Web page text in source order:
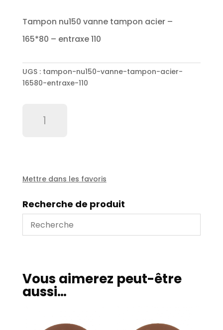
Tampon nu150 vanne tampon acier –
165*80 – entraxe 110
UGS : tampon-nu150-vanne-tampon-acier-
16580-entraxe-110
acier
165*80
-
entraxe
110
Mettre dans les favoris
Recherche de produit
Vous aimerez peut-être
aussi…